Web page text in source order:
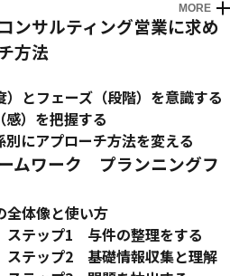
MORE
案
ジネスパーソンは、87.５％
人は、後編からお読みください
けば、「提案」のレベルは上がり
サルティング営業に求め
方法
とフェーズ（段階）を意識する
識する
識する
ションを明確にする
）を把握する
こと
れる方法
ようとするメリット
にアプローチ方法を変える
軸
ＶＥして課題（感）を聞こう
ＩＶＥしてテーマを創ろう
ＩＶＥして実行するための大義
ムワーク プランニングフ
体像と使い方
してのプランニングフロー
メリット
テップ1 与件の整理をする
のか？）
テップ2 基礎情報収集と理解